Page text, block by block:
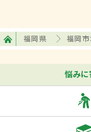
福岡県 福岡
悩み